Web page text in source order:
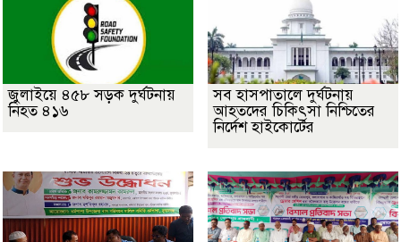
জুলাইয়ে ৪৫৮ সড়ক দুর্ঘটনায়
নিহত ৪১৬
সব হাসপাতালে দুর্ঘটনায়
আহতদের চিকিৎসা নিশ্চিতের
নির্দেশ হাইকোর্টের